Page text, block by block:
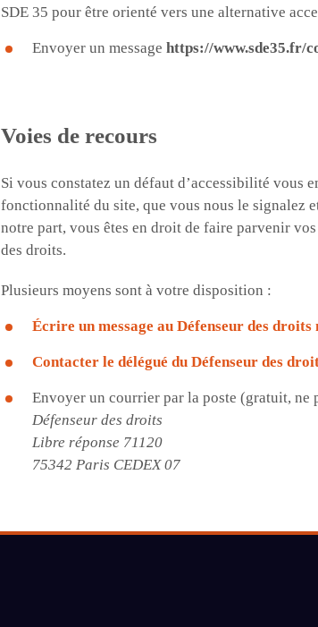
SDE 35 pour être orienté vers une alternative
Envoyer un message https://www.sde35.fr/
Voies de recours
Si vous constatez un défaut d’accessibilité vous
fonctionnalité du site, que vous nous le signalez
notre part, vous êtes en droit de faire parvenir
des droits.
Plusieurs moyens sont à votre disposition :
Écrire un message au Défenseur des droits
Contacter le délégué du Défenseur des
Envoyer un courrier par la poste (gratuit, ne
Défenseur des droits
Libre réponse 71120
75342 Paris CEDEX 07